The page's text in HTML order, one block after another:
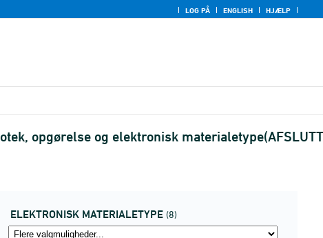
LOG PÅ ENGLISH HJÆLP
opgørelse og elektronisk
ELEKTRONISK MATERIALETYPE (8)